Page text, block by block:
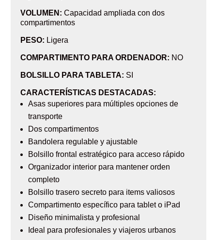
VOLUMEN: Capacidad ampliada con dos
compartimentos
PESO: Ligera
COMPARTIMENTO PARA ORDENADOR: NO
BOLSILLO PARA TABLETA: SI
CARACTERÍSTICAS DESTACADAS:
Asas superiores para múltiples opciones de
transporte
Dos compartimentos
Bandolera regulable y ajustable
Bolsillo frontal estratégico para acceso rápido
Organizador interior para mantener orden
completo
Bolsillo trasero secreto para items valiosos
Compartimento específico para tablet o iPad
Diseño minimalista y profesional
Ideal para profesionales y viajeros urbanos